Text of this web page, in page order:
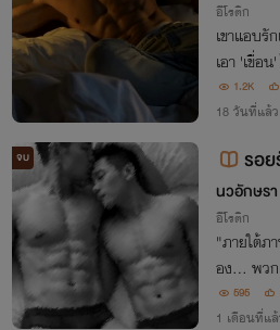
อีโรติก
เขาแอบรั
เอา 'เขื่อ
'น้ำชา' เอ
องชายเข
1.2K
18 วันที่แล้ว
จบ รอย
นวอักษรา
อีโรติก
"ภายใต้
อง... พวก
ไว้ในเงามื
595
1 เดือนที่แ